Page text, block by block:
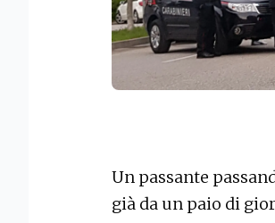
Un passante
già da un paio di